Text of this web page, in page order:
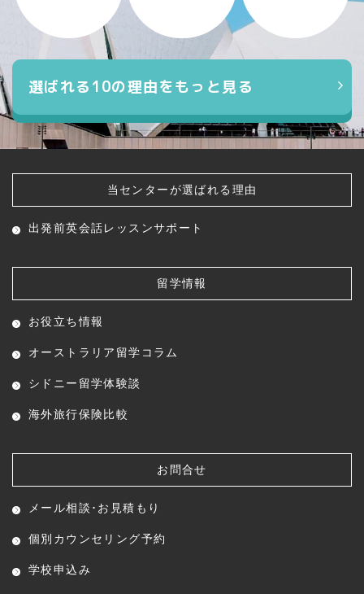
選ばれる10の理由をもっと見る
当センターが選ばれる理由
出発前英会話レッスンサポート
留学情報
お役立ち情報
オーストラリア留学コラム
シドニー留学体験談
海外旅行保険比較
お問合せ
メール相談･お見積もり
個別カウンセリング予約
学校申込み